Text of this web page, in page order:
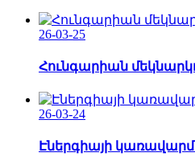
26-03-25
Հունգարիան
26-03-24
Էներգիայի